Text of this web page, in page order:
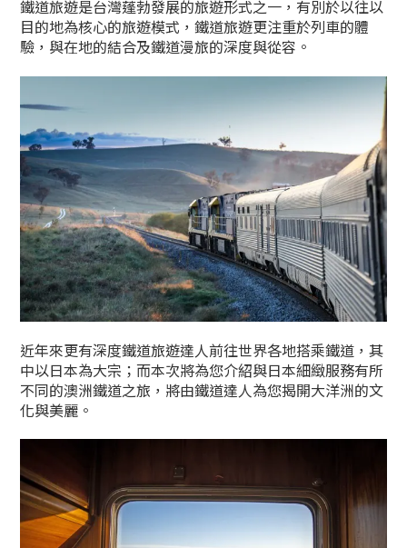
鐵道旅遊是台灣蓬勃發展的旅遊形式之一，有別於以往以
目的地為核心的旅遊模式，鐵道旅遊更注重於列車的體
驗，與在地的結合及鐵道漫旅的深度與從容。
近年來更有深度鐵道旅遊達人前往世界各地搭乘鐵道，其
中以日本為大宗；而本次將為您介紹與日本細緻服務有所
不同的澳洲鐵道之旅，將由鐵道達人為您揭開大洋洲的文
化與美麗。